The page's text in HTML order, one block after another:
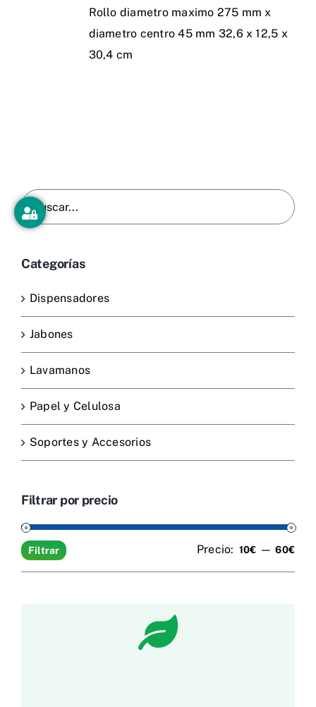
Rollo diametro maximo 275 mm x
diametro centro 45 mm 32,6 x 12,5 x
30,4 cm
Buscar
Categorías
Dispensadores
Jabones
Lavamanos
Papel y Celulosa
Soportes y Accesorios
Filtrar por precio
Filtrar Precio: 10€ —60€